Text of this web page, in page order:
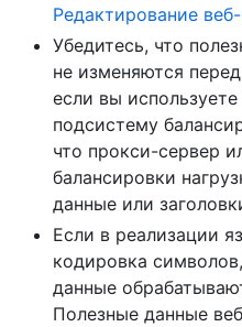
Редактирование
Убедитесь, что
не изменяются
если вы
подсистему
что прокси-сервер
балансировки
данные или
Если в реализации
кодировка
данные
Полезные данные